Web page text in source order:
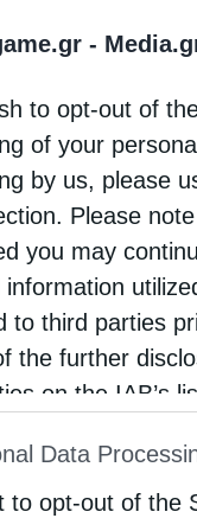
-
to opt-out of
of your
by us, please
Please
you may
information
to third parties
the further
on the IAB’s
of Downstream
parties.
Data
to opt-out of the
Εθνικής
και καλώς
επικαιρότητα
στα
κοντά σε
η διάθεση να
ότι δεν